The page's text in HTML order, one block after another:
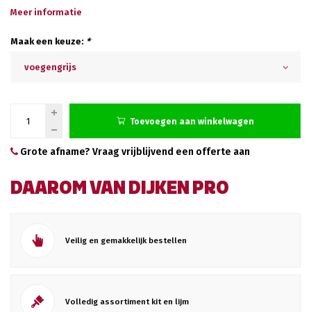
Meer informatie
Maak een keuze: *
voegengrijs
Toevoegen aan winkelwagen
Grote afname? Vraag vrijblijvend een offerte aan
DAAROM VAN DIJKEN PRO
Veilig en gemakkelijk bestellen
Volledig assortiment kit en lijm